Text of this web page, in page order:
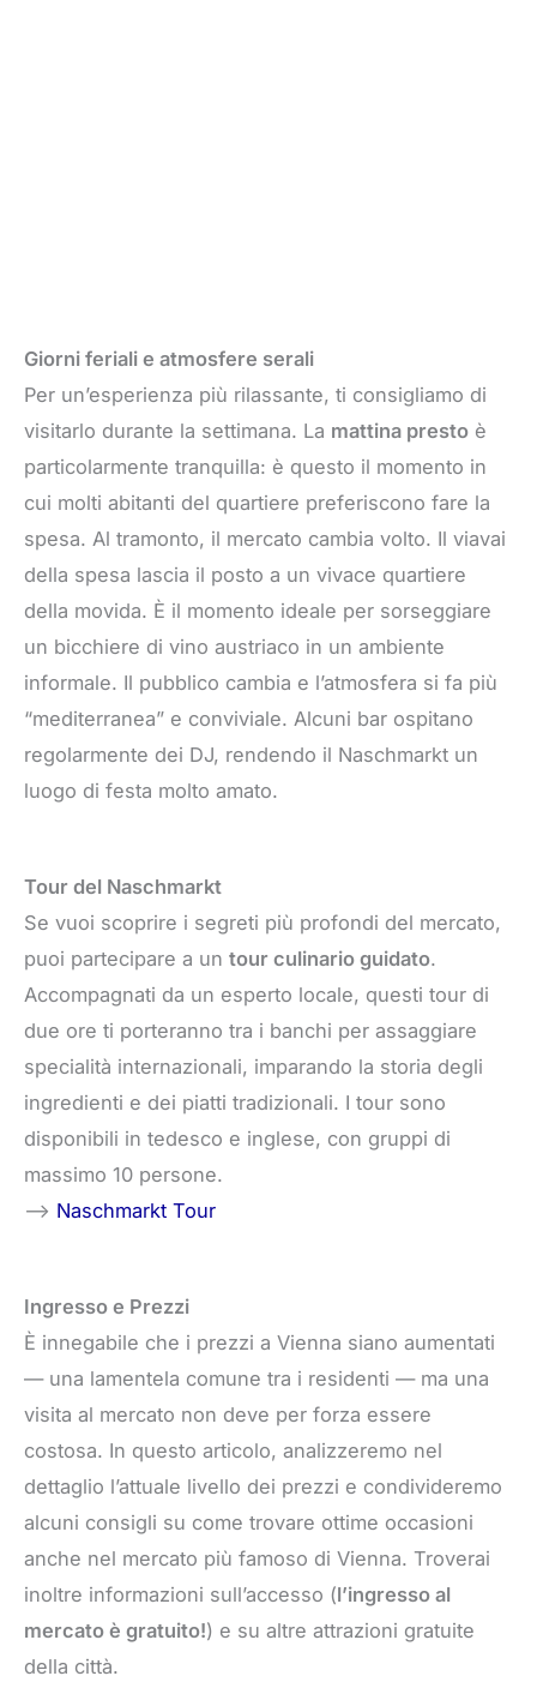
Giorni feriali e atmosfere serali
Per un’esperienza più rilassante, ti consigliamo di
visitarlo durante la settimana. La mattina presto è
particolarmente tranquilla: è questo il momento in
cui molti abitanti del quartiere preferiscono fare la
spesa. Al tramonto, il mercato cambia volto. Il viavai
della spesa lascia il posto a un vivace quartiere
della movida. È il momento ideale per sorseggiare
un bicchiere di vino austriaco in un ambiente
informale. Il pubblico cambia e l’atmosfera si fa più
“mediterranea” e conviviale. Alcuni bar ospitano
regolarmente dei DJ, rendendo il Naschmarkt un
luogo di festa molto amato.
Tour del Naschmarkt
Se vuoi scoprire i segreti più profondi del mercato,
puoi partecipare a un tour culinario guidato.
Accompagnati da un esperto locale, questi tour di
due ore ti porteranno tra i banchi per assaggiare
specialità internazionali, imparando la storia degli
ingredienti e dei piatti tradizionali. I tour sono
disponibili in tedesco e inglese, con gruppi di
massimo 10 persone.
–> Naschmarkt Tour
Ingresso e Prezzi
È innegabile che i prezzi a Vienna siano aumentati
— una lamentela comune tra i residenti — ma una
visita al mercato non deve per forza essere
costosa. In questo articolo, analizzeremo nel
dettaglio l’attuale livello dei prezzi e condivideremo
alcuni consigli su come trovare ottime occasioni
anche nel mercato più famoso di Vienna. Troverai
inoltre informazioni sull’accesso (l’ingresso al
mercato è gratuito!) e su altre attrazioni gratuite
della città.